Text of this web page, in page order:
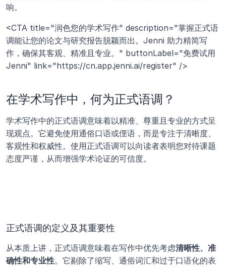
响。
<CTA title="润色您的学术写作" description="掌握正式语
调能让您的论文与研究报告脱颖而出。Jenni 助力精简写
作，确保其客观、精准且专业。" buttonLabel="免费试用
Jenni" link="https://cn.app.jenni.ai/register" />
在学术写作中，何为正式语调？
学术写作中的正式语调意味着以精准、尊重且专业的方式呈
现观点。它避免使用通俗口语或俚语，而是专注于清晰度、
客观性和权威性。使用正式语调可以向读者表明您对待课题
态度严谨，从而增强学术论证的可信度。
正式语调的定义及其重要性
从本质上讲，正式语调意味着在写作中优先考虑清晰性、准
确性和专业性。它剔除了缩写、通俗词汇和过于口语化的表